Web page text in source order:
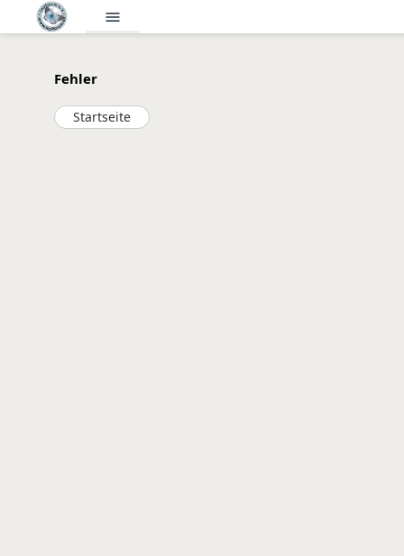
menu
Fehler
Startseite